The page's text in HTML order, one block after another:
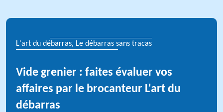
L'art du débarras, Le débarras sans tracas
Vide grenier : faites évaluer vos
affaires par le brocanteur L'art du
débarras